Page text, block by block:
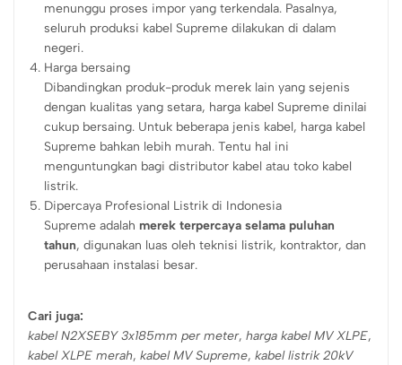
menunggu proses impor yang terkendala. Pasalnya,
seluruh produksi kabel Supreme dilakukan di dalam
negeri.
Harga bersaing
Dibandingkan produk-produk merek lain yang sejenis
dengan kualitas yang setara, harga kabel Supreme dinilai
cukup bersaing. Untuk beberapa jenis kabel, harga kabel
Supreme bahkan lebih murah. Tentu hal ini
menguntungkan bagi distributor kabel atau toko kabel
listrik.
Dipercaya Profesional Listrik di Indonesia
Supreme adalahmerek terpercaya selama puluhan
tahun, digunakan luas oleh teknisi listrik, kontraktor, dan
perusahaan instalasi besar.
Cari juga:
kabel N2XSEBY 3x185mm per meter, harga kabel MV XLPE,
kabel XLPE merah, kabel MV Supreme, kabel listrik 20kV